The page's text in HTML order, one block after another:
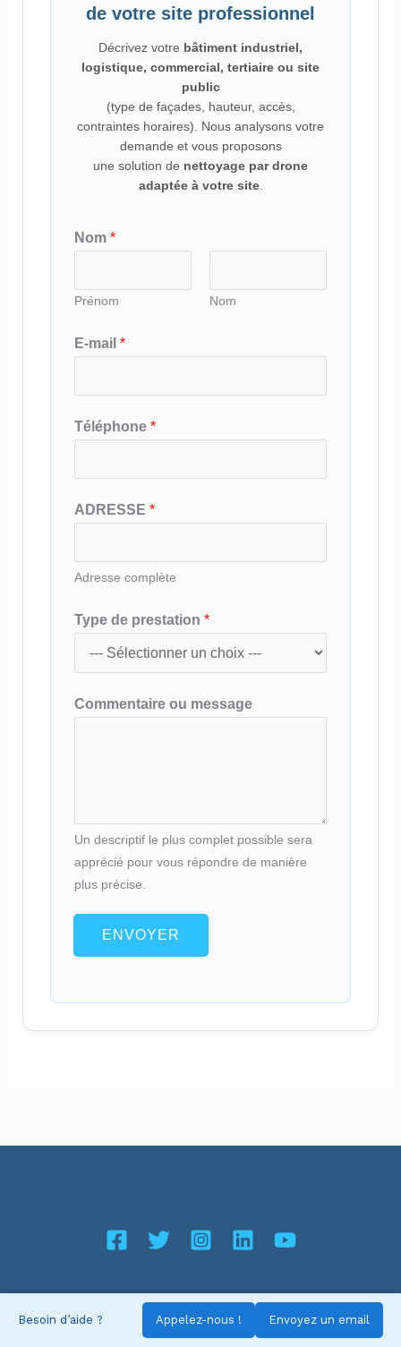
Besoin d’aide ? Appelez-nous ! Envoyez un email
de votre site professionnel
Décrivez votre bâtiment industriel,
logistique, commercial, tertiaire ou site
public
(type de façades, hauteur, accès,
contraintes horaires). Nous analysons votre
demande et vous proposons
une solution de nettoyage par drone
adaptée à votre site.
Nom *
Prénom Nom
*
A
E
E
E-mail *
Téléphone *
ADRESSE *
Adresse complète
Type de prestation *
Commentaire ou message
Un descriptif le plus complet possible sera
apprécié pour vous répondre de manière
plus précise.
ENVOYER
Quick Links